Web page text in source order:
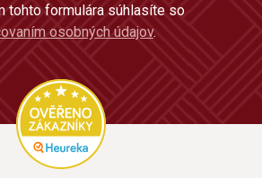
tohto formulára súhlasíte so
osobných údajov.